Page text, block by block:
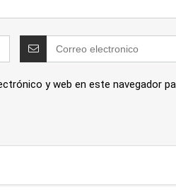
y web en este navegador